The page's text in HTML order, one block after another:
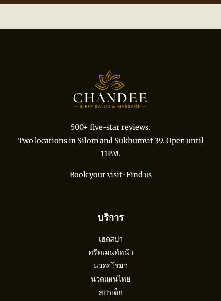
500+ five-star reviews.
Two locations in Silom and Sukhumvit 39. Open until
11PM.
Book your visit·Find us
บริการ
เฮดสปา
ทรีทเมนท์หน้า
นวดอโรม่า
นวดแผนไทย
สปาเด็ก